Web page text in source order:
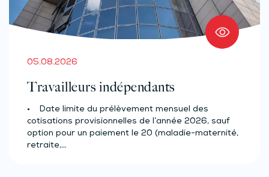
05.08.2026
Travailleurs indépendants
• Date limite du prélèvement mensuel des
cotisations provisionnelles de l’année 2026, sauf
option pour un paiement le 20 (maladie-maternité,
retraite,…